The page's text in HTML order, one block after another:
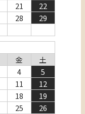
21
22
28
29
金
土
4
5
11
12
18
19
25
26